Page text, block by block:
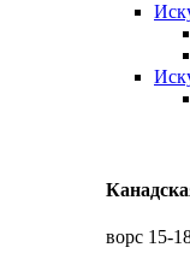
ворс 15-